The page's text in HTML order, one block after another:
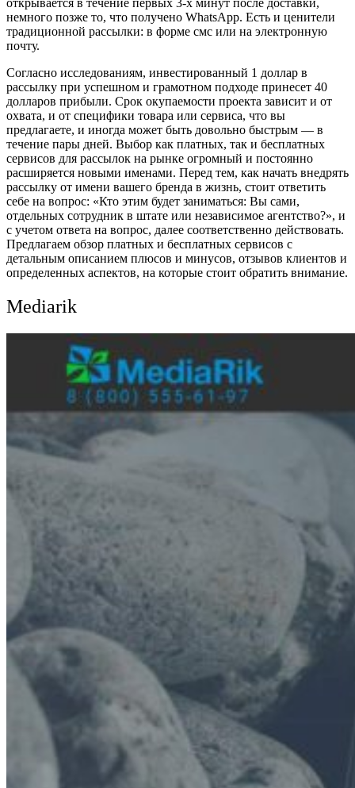
открывается в течение первых 3-х минут после доставки,
немного позже то, что получено WhatsApp. Есть и ценители
традиционной рассылки: в форме смс или на электронную
почту.
Согласно исследованиям, инвестированный 1 доллар в
рассылку при успешном и грамотном подходе принесет 40
долларов прибыли. Срок окупаемости проекта зависит и от
охвата, и от специфики товара или сервиса, что вы
предлагаете, и иногда может быть довольно быстрым — в
течение пары дней. Выбор как платных, так и бесплатных
сервисов для рассылок на рынке огромный и постоянно
расширяется новыми именами. Перед тем, как начать внедрять
рассылку от имени вашего бренда в жизнь, стоит ответить
себе на вопрос: «Кто этим будет заниматься: Вы сами,
отдельных сотрудник в штате или независимое агентство?», и
с учетом ответа на вопрос, далее соответственно действовать.
Предлагаем обзор платных и бесплатных сервисов с
детальным описанием плюсов и минусов, отзывов клиентов и
определенных аспектов, на которые стоит обратить внимание.
Mediarik